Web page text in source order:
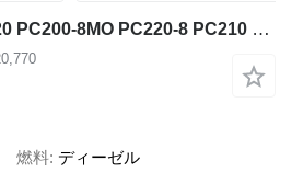
Komatsu PC200 PC220 PC200-8MO PC220-8 PC210 PC240 PC300 PC350
燃料 ディーゼル